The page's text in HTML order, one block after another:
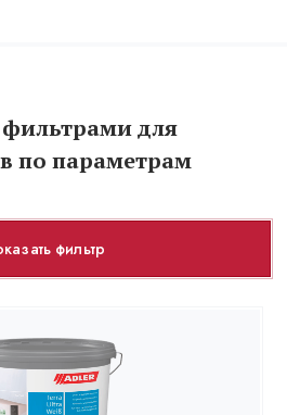
фильтрами для
по параметрам
фильтр